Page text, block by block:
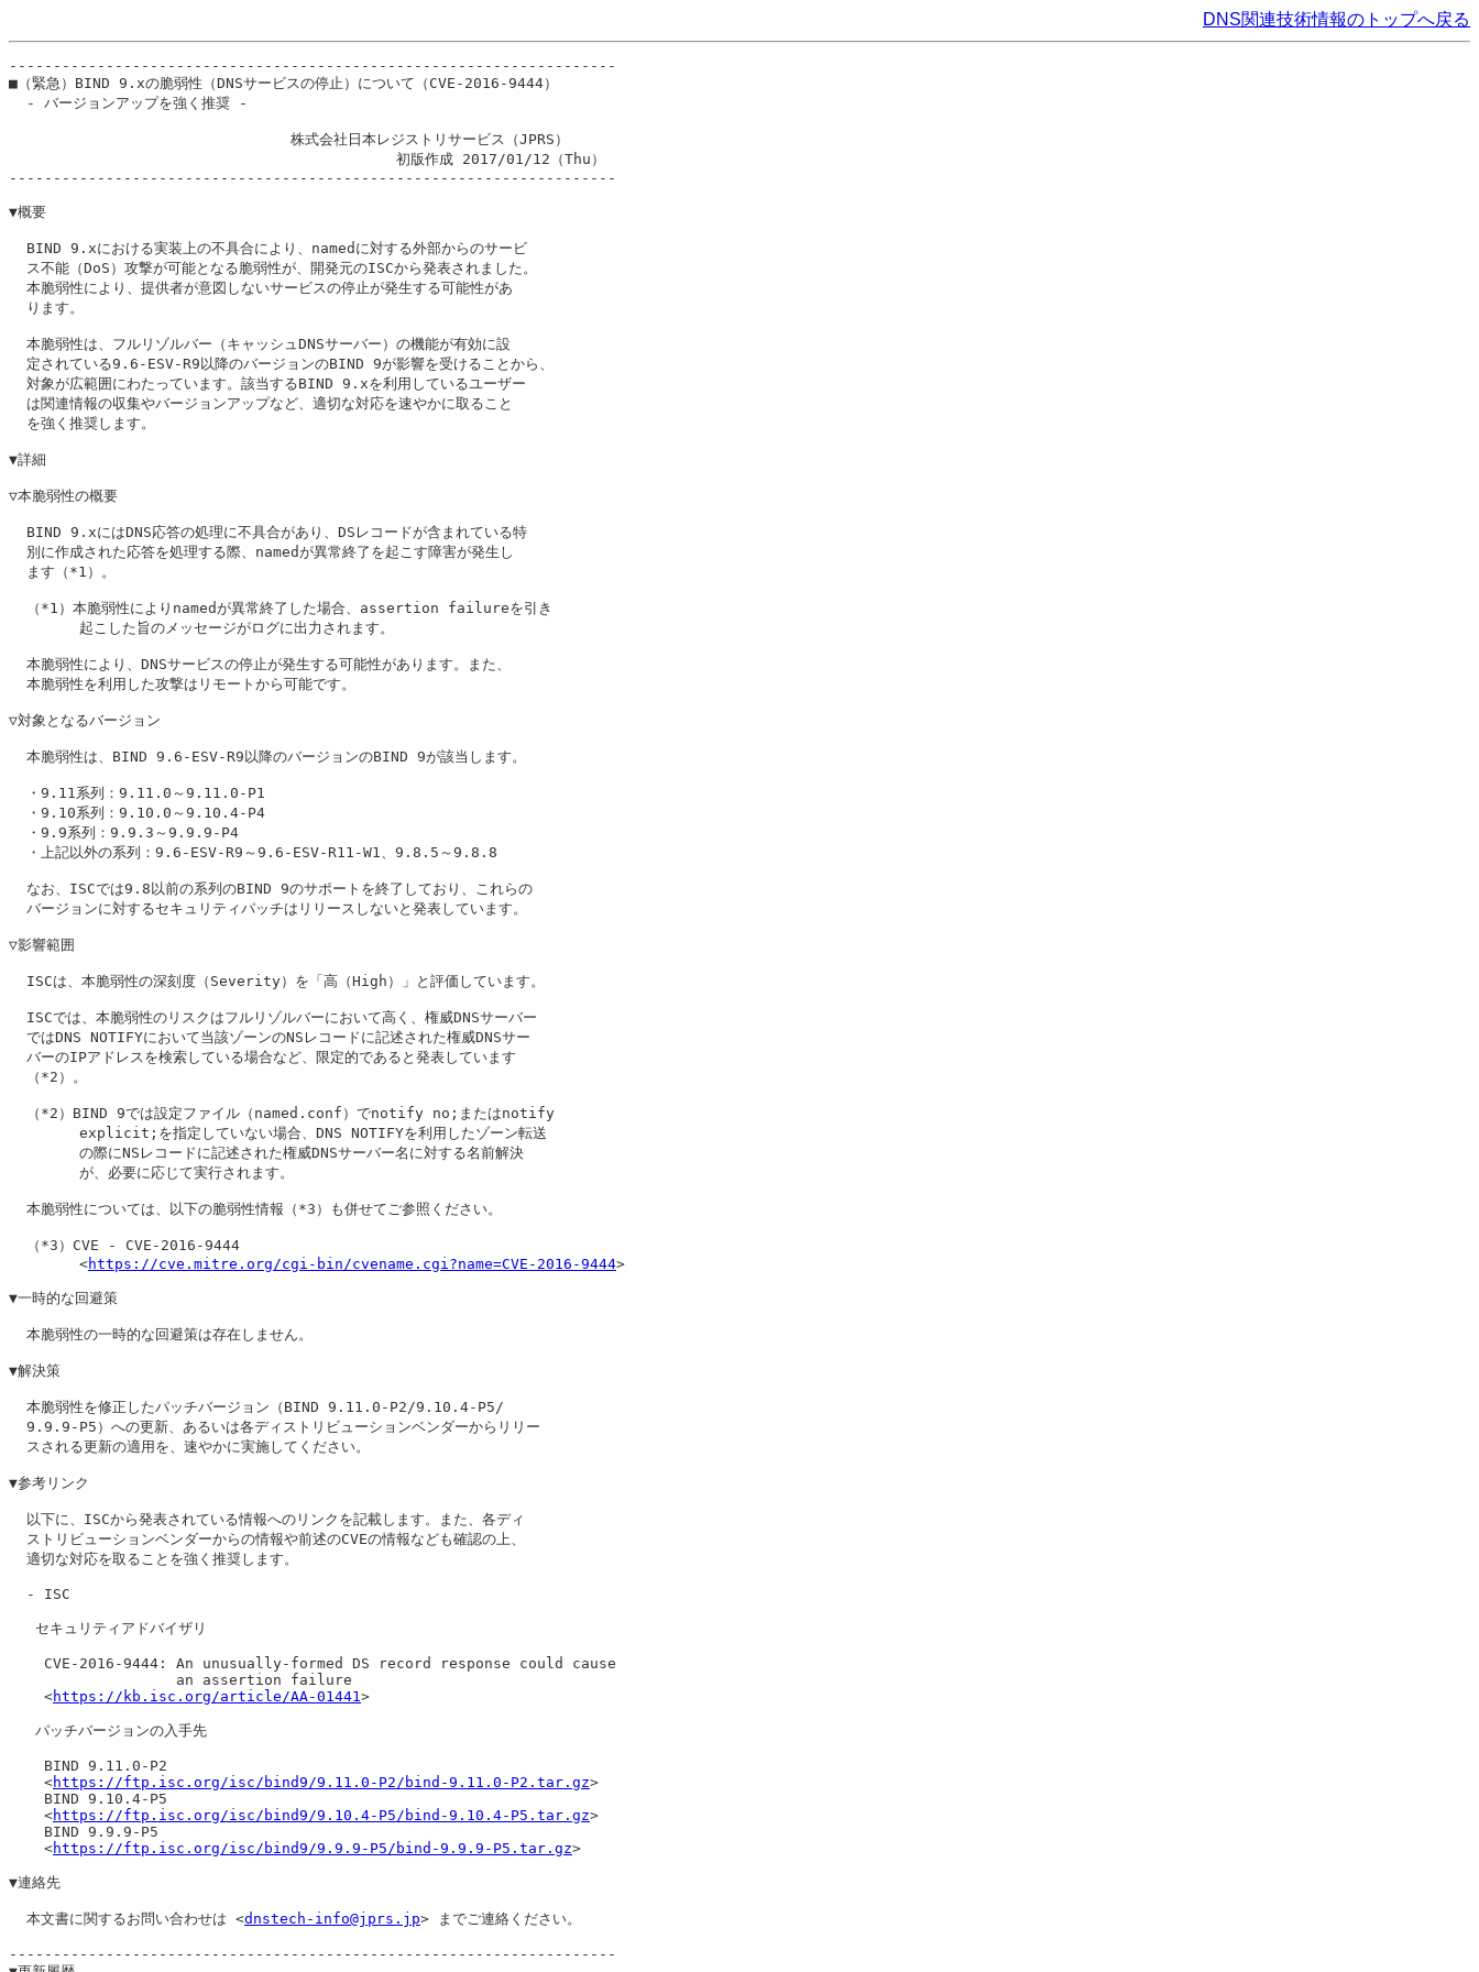
DNS関連技術情報のトップへ戻る
---------------------------------------------------------------------
■（緊急）BIND 9.xの脆弱性（DNSサービスの停止）について（CVE-2016-9444）
  - バージョンアップを強く推奨 -
                                株式会社日本レジストリサービス（JPRS）
                                            初版作成 2017/01/12（Thu）
---------------------------------------------------------------------
▼概要
  BIND 9.xにおける実装上の不具合により、namedに対する外部からのサービ
  ス不能（DoS）攻撃が可能となる脆弱性が、開発元のISCから発表されました。
  本脆弱性により、提供者が意図しないサービスの停止が発生する可能性があ
  ります。
  本脆弱性は、フルリゾルバー（キャッシュDNSサーバー）の機能が有効に設
  定されている9.6-ESV-R9以降のバージョンのBIND 9が影響を受けることから、
  対象が広範囲にわたっています。該当するBIND 9.xを利用しているユーザー
  は関連情報の収集やバージョンアップなど、適切な対応を速やかに取ること
  を強く推奨します。
▼詳細
▽本脆弱性の概要
  BIND 9.xにはDNS応答の処理に不具合があり、DSレコードが含まれている特
  別に作成された応答を処理する際、namedが異常終了を起こす障害が発生し
  ます（*1）。
  （*1）本脆弱性によりnamedが異常終了した場合、assertion failureを引き
        起こした旨のメッセージがログに出力されます。
  本脆弱性により、DNSサービスの停止が発生する可能性があります。また、
  本脆弱性を利用した攻撃はリモートから可能です。
▽対象となるバージョン
  本脆弱性は、BIND 9.6-ESV-R9以降のバージョンのBIND 9が該当します。
  ・9.11系列：9.11.0～9.11.0-P1
  ・9.10系列：9.10.0～9.10.4-P4
  ・9.9系列：9.9.3～9.9.9-P4
  ・上記以外の系列：9.6-ESV-R9～9.6-ESV-R11-W1、9.8.5～9.8.8
  なお、ISCでは9.8以前の系列のBIND 9のサポートを終了しており、これらの
  バージョンに対するセキュリティパッチはリリースしないと発表しています。
▽影響範囲
  ISCは、本脆弱性の深刻度（Severity）を「高（High）」と評価しています。
  ISCでは、本脆弱性のリスクはフルリゾルバーにおいて高く、権威DNSサーバー
  ではDNS NOTIFYにおいて当該ゾーンのNSレコードに記述された権威DNSサー
  バーのIPアドレスを検索している場合など、限定的であると発表しています
  （*2）。
  （*2）BIND 9では設定ファイル（named.conf）でnotify no;またはnotify
        explicit;を指定していない場合、DNS NOTIFYを利用したゾーン転送
        の際にNSレコードに記述された権威DNSサーバー名に対する名前解決
        が、必要に応じて実行されます。
  本脆弱性については、以下の脆弱性情報（*3）も併せてご参照ください。
  （*3）CVE - CVE-2016-9444
        <
https://cve.mitre.org/cgi-bin/cvename.cgi?name=CVE-2016-9444>
▼一時的な回避策
  本脆弱性の一時的な回避策は存在しません。
▼解決策
  本脆弱性を修正したパッチバージョン（BIND 9.11.0-P2/9.10.4-P5/
  9.9.9-P5）への更新、あるいは各ディストリビューションベンダーからリリー
  スされる更新の適用を、速やかに実施してください。
▼参考リンク
  以下に、ISCから発表されている情報へのリンクを記載します。また、各ディ
  ストリビューションベンダーからの情報や前述のCVEの情報なども確認の上、
  適切な対応を取ることを強く推奨します。
  - ISC
   セキュリティアドバイザリ
    CVE-2016-9444: An unusually-formed DS record response could cause
                   an assertion failure
    <
https://kb.isc.org/article/AA-01441>
   パッチバージョンの入手先
    BIND 9.11.0-P2
    <
https://ftp.isc.org/isc/bind9/9.11.0-P2/bind-9.11.0-P2.tar.gz>
    BIND 9.10.4-P5
    <
https://ftp.isc.org/isc/bind9/9.10.4-P5/bind-9.10.4-P5.tar.gz>
    BIND 9.9.9-P5
    <
https://ftp.isc.org/isc/bind9/9.9.9-P5/bind-9.9.9-P5.tar.gz>
▼連絡先
  本文書に関するお問い合わせは <
dnstech-info@jprs.jp> までご連絡ください。
---------------------------------------------------------------------